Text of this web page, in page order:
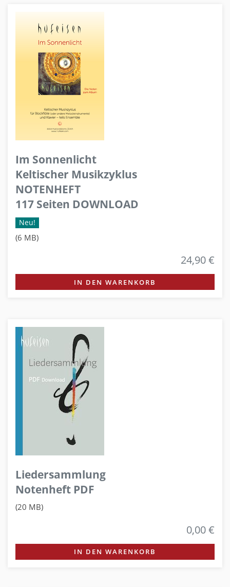
Im Sonnenlicht
Keltischer Musikzyklus
NOTENHEFT
117 Seiten DOWNLOAD
Neu!
(6 MB)
24,90 €
IN DEN WARENKORB
Liedersammlung
Notenheft PDF
(20 MB)
0,00 €
IN DEN WARENKORB